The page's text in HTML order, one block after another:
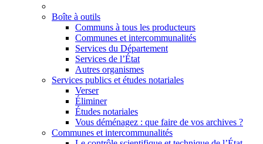
Boîte à outils
Communs à tous les producteurs
Communes et intercommunalités
Services du Département
Services de l’État
Autres organismes
Services publics et études notariales
Verser
Éliminer
Études notariales
Vous déménagez : que faire de vos archives ?
Communes et intercommunalités